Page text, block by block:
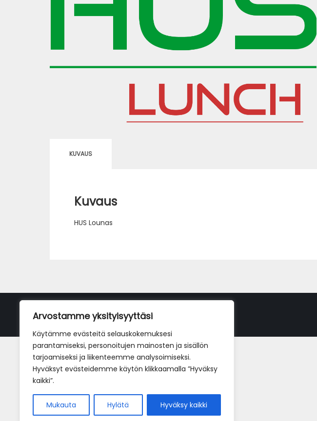
Arvostamme yksityisyyttäsi
Käytämme evästeitä selauskokemuksesi
parantamiseksi, personoitujen mainosten ja sisällön
tarjoamiseksi ja liikenteemme analysoimiseksi.
Hyväksyt evästeidemme käytön klikkaamalla ”Hyväksy
kaikki”.
Mukauta Hylätä Hyväksy kaikki
KUVAUS
Kuvaus
HUS Lounas